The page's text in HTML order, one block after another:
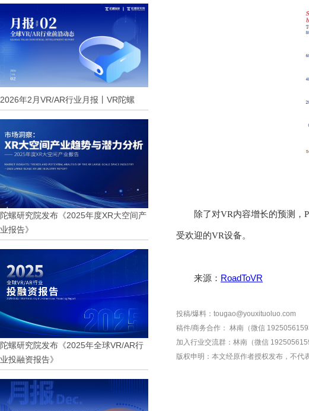
2026年2月VR/AR行业月报丨VR陀螺
陀螺研究院发布《2025年度XR大空间产
业报告》
陀螺研究院发布《2025年全球VR/AR行
业投融资报告》
除了对VR内容增长的预测，
受欢迎的VR设备。
来源： RoadToVR
投稿/爆料：tougao@youxituoluo.com
稿件/商务合作： 林南（微信
加入行业交流群： 林南（微信
版权申明：本文经原作者授权发布，不